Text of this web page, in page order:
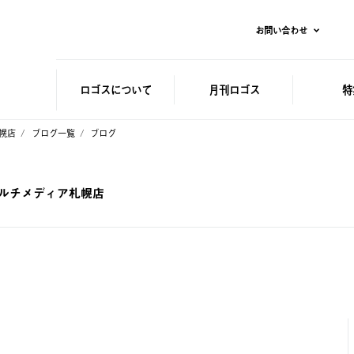
お問い合わせ
ロゴスについて 月刊ロゴス
店 ブログ一覧 ブログ
チメディア札幌店